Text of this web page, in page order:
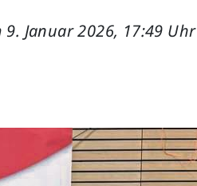
9. Januar 2026, 17:49 Uhr